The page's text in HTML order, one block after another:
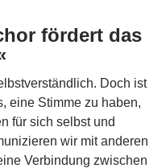
fördert das
Doch ist
eine Stimme zu haben,
für sich selbst und
wir mit anderen
Verbindung zwischen